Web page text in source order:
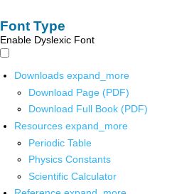
Font Type
Enable Dyslexic Font
Downloads expand_more
Download Page (PDF)
Download Full Book (PDF)
Resources expand_more
Periodic Table
Physics Constants
Scientific Calculator